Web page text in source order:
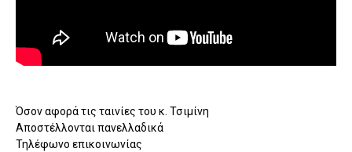
Όσον αφορά τις ταινίες του κ. Τσιμίνη
Αποστέλλονται πανελλαδικά
Τηλέφωνο επικοινωνίας